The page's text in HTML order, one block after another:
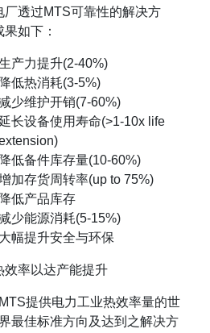
厂透过MTS可靠性的解决方
如下：
产力提升(2-40%)
降低热消耗(3-5%)
少维护开销(7-60%)
长设备使用寿命(>1-10x life
降低备件库存量(10-60%)
加存货周转率(up to 75%)
降低产品库存
少能源消耗(5-15%)
大幅提升安全与环保
效率以达产能提升
MTS提供电力工业热效率量的世
最佳标准方向及达到之解决方